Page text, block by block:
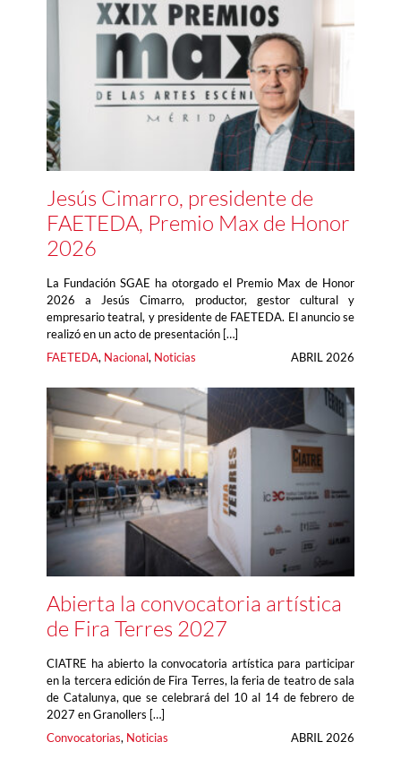
Jesús Cimarro, presidente de
FAETEDA, Premio Max de Honor
2026
La Fundación SGAE ha otorgado el Premio Max de Honor
2026 a Jesús Cimarro, productor, gestor cultural y
empresario teatral, y presidente de FAETEDA. El anuncio se
realizó en un acto de presentación […]
FAETEDA, Nacional, Noticias ABRIL 2026
Abierta la convocatoria artística
de Fira Terres 2027
CIATRE ha abierto la convocatoria artística para participar
en la tercera edición de Fira Terres, la feria de teatro de sala
de Catalunya, que se celebrará del 10 al 14 de febrero de
2027 en Granollers […]
Convocatorias, Noticias ABRIL 2026